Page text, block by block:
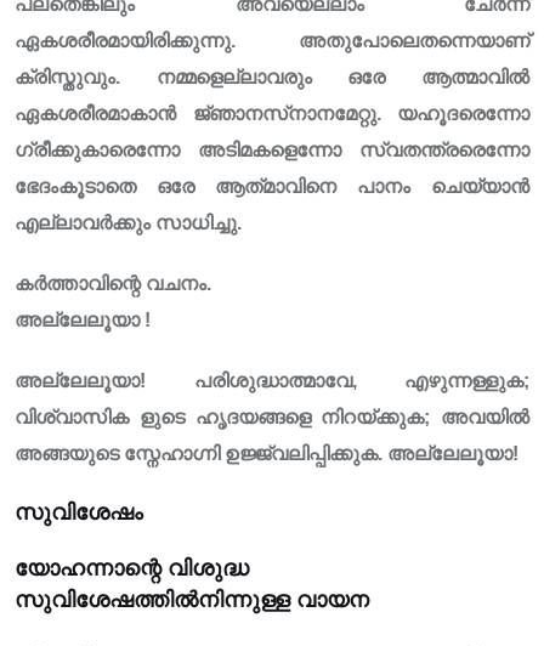
പലതെങ്കിലും അവയെല്ലാം ചേർന്ന്
ഏകശരീരമായിരിക്കുന്നു. അതുപോലെതന്നെയാണ്
ക്രിസ്തുവും. നമ്മളെല്ലാവരും ഒരേ ആത്മാവിൽ
ഏകശരീരമാകാൻ ജ്‌ഞാനസ്‌നാനമേറ്റു. യഹൂദരെന്നോ
ഗ്രീക്കുകാരെന്നോ അടിമകളെന്നോ സ്വതന്ത്രരെന്നോ
ഭേദംകൂടാതെ ഒരേ ആത്‌മാവിനെ പാനം ചെയ്യാൻ
എല്ലാവർക്കും സാധിച്ചു.
കർത്താവിന്റെ വചനം.
അല്ലേലൂയാ !
അല്ലേലൂയാ! പരിശുദ്ധാത്മാവേ, എഴുന്നള്ളുക;
വിശ്വാസിക ളുടെ ഹൃദയങ്ങളെ നിറയ്ക്കുക; അവയിൽ
അങ്ങയുടെ സ്നേഹാഗ്നി ഉജ്ജ്വലിപ്പിക്കുക. അല്ലേലൂയാ!
സുവിശേഷം
യോഹന്നാന്റെ വിശുദ്ധ
സുവിശേഷത്തിൽനിന്നുള്ള വായന